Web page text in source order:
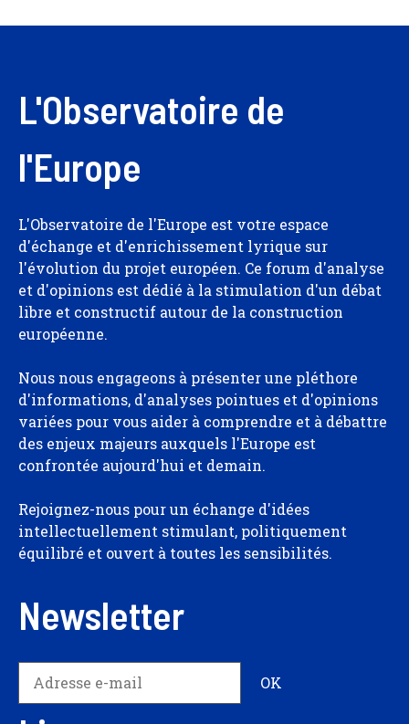
L'Observatoire de
l'Europe
L'Observatoire de l'Europe est votre espace
d'échange et d'enrichissement lyrique sur
l'évolution du projet européen. Ce forum d'analyse
et d'opinions est dédié à la stimulation d'un débat
libre et constructif autour de la construction
européenne.
Nous nous engageons à présenter une pléthore
d'informations, d'analyses pointues et d'opinions
variées pour vous aider à comprendre et à débattre
des enjeux majeurs auxquels l'Europe est
confrontée aujourd'hui et demain.
Rejoignez-nous pour un échange d'idées
intellectuellement stimulant, politiquement
équilibré et ouvert à toutes les sensibilités.
Newsletter